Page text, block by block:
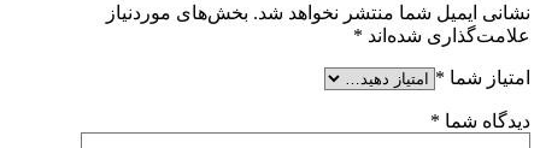
نشانی ایمیل شما منتشر نخواهد شد. بخش‌های موردنیاز
علامت‌گذاری شده‌اند *
امتیاز شما *
دیدگاه شما *